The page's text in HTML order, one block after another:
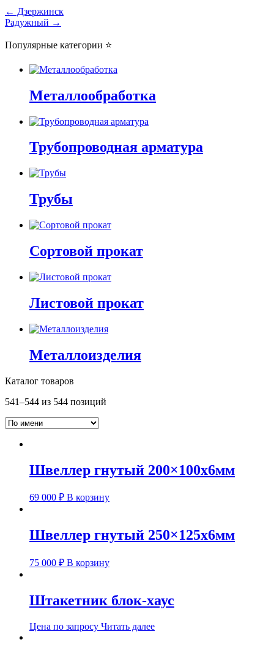
Навигация
по
записям
← Дзержинск
Радужный →
Популярные категории ⭐
Металлообработка
Трубопроводная арматура
Трубы
Сортовой прокат
Листовой прокат
Металлоизделия
Каталог товаров
541–544 из 544 позиций
Швеллер гнутый 200×100х6мм
69 000 ₽ В корзину
Швеллер гнутый 250×125х6мм
75 000 ₽ В корзину
Штакетник блок-хаус
Цена по запросу Читать далее